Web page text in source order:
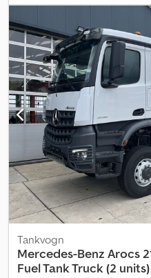
kapacitet:290 l, farve:hvid,
Euro 3
,
Produktionsår:2026, Udstyr:
Flere valgmuligheder og mere
Solskærm - Værktøjskasse =
materiale: Brændstof
Bremser: tromlebremser
6 Motoreffekt: 12.800 cc
US$ 164.900
Tankvogn
Mercedes-Benz Arocs
Fuel Tank Truck (2 units)